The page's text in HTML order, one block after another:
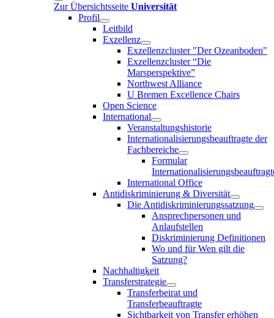
Zur Übersichtsseite Universität
Profil
Leitbild
Exzellenz
Exzellenzcluster "Der Ozeanboden"
Exzellenzcluster “Die
Marsperspektive”
Northwest Alliance
U Bremen Excellence Chairs
Open Science
International
Veranstaltungshistorie
Internationalisierungsbeauftragte der
Fachbereiche
Formular
International Office
Antidiskriminierung & Diversität
Die Antidiskriminierungssatzung
Ansprechpersonen und
Anlaufstellen
Diskriminierung Definitionen
Wo und für Wen gilt die
Satzung?
Nachhaltigkeit
Transferstrategie
Transferbeirat und
Transferbeauftragte
Sichtbarkeit von Transfer erhöhen